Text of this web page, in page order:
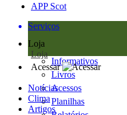
APP Scot
Serviços
Loja
Loja
Informativos
Livros
Acessos
Planilhas
Acessar
Notícias
Clima
Artigos